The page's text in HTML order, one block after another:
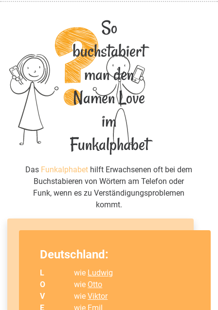
So
buchstabiert
man den
Namen Love
im
Funkalphabet
Das Funkalphabet hilft Erwachsenen oft bei dem
Buchstabieren von Wörtern am Telefon oder
Funk, wenn es zu Verständigungsproblemen
kommt.
Deutschland:
L wie Ludwig
O
wie Otto
V
wieViktor
E
wie Emil